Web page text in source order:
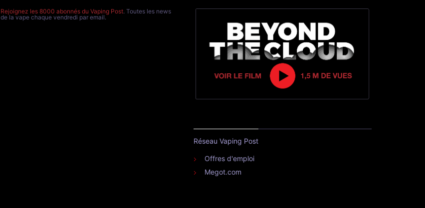
Rejoignez les 8000 abonnés du Vaping Post. Toutes les news
de la vape chaque vendredi par email.
Réseau Vaping Post
Offres d'emploi
Megot.com